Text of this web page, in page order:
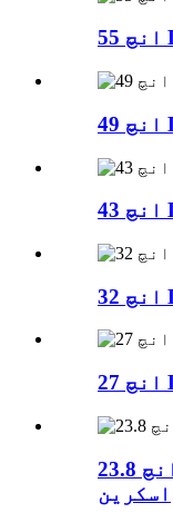
23.8 انچ LCD اوپن فریم ٹچ
اسکرین